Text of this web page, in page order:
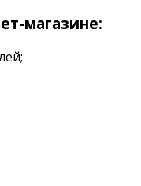
магазине: